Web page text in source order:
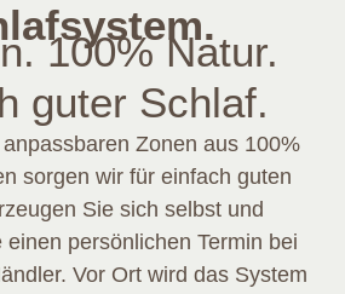
100% Natur.
guter Schlaf.
Zonen aus 100%
sorgen wir für einfach guten
Sie sich selbst und
persönlichen Termin bei
Vor Ort wird das System